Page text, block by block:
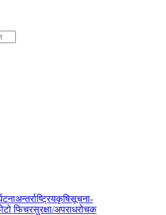
अन्तर्राष्ट्रियकृषिसूचना-
फिचरसुरक्षा/अपराधरोचक